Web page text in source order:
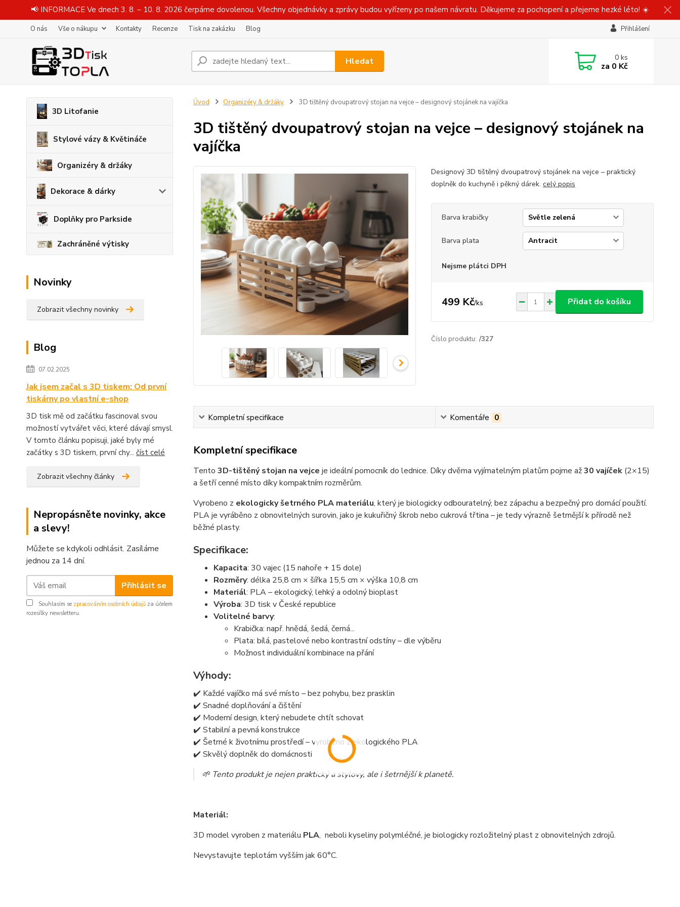
📢 INFORMACE Ve dnech 3. 8. – 10. 8. 2026 čerpáme dovolenou. Všechny objednávky a zprávy budou vyřízeny po našem návratu. Děkujeme za pochopení a přejeme hezké léto! ☀️
O nás Vše o nákupu Kontakty Recenze Tisk na zakázku Blog Přihlášení
Hledat 0ks
za 0 Kč
3D Litofanie
Stylové vázy & Květináče
Organizéry & držáky
Dekorace & dárky
Doplňky pro Parkside
Zachráněné výtisky
Novinky
Zobrazit všechny novinky
Blog
07.02.2025
Jak jsem začal s 3D tiskem: Od první
tiskárny po vlastní e-shop
3D tisk mě od začátku fascinoval svou
možností vytvářet věci, které dávají smysl.
V tomto článku popisuji, jaké byly mé
začátky s 3D tiskem, první chy... číst celé
Zobrazit všechny články
Nepropásněte novinky, akce
a slevy!
Můžete se kdykoli odhlásit. Zasíláme
jednou za 14 dní.
Přihlásit se
Souhlasím se zpracováním osobních údajů za účelem
rozesílky newsletteru.
Úvod Organizéry & držáky 3D tištěný dvoupatrový stojan na vejce – designový stojánek na vajíčka
3D tištěný dvoupatrový stojan na vejce – designový stojánek na
vajíčka
Designový 3D tištěný dvoupatrový stojánek na vejce – praktický
doplněk do kuchyně i pěkný dárek. celý popis
Barva krabičky
Barva plata
Nejsme plátci DPH
499 Kč/ks Přidat do košíku
Číslo produktu: /327
Kompletní specifikace Komentáře 0
Kompletní specifikace
Tento 3D-tištěný stojan na vejce je ideální pomocník do lednice. Díky dvěma vyjímatelným platům pojme až30 vajíček(2×15)
a šetří cenné místo díky kompaktním rozměrům.
Vyrobeno z ekologicky šetrného PLA materiálu, který je biologicky odbouratelný, bez zápachu a bezpečný pro domácí použití.
PLA je vyráběno z obnovitelných surovin, jako je kukuřičný škrob nebo cukrová třtina – je tedy výrazně šetrnější k přírodě než
běžné plasty.
Specifikace:
Kapacita: 30 vajec (15 nahoře + 15 dole)
Rozměry: délka 25,8 cm × šířka 15,5 cm × výška 10,8 cm
Materiál: PLA – ekologický, lehký a odolný bioplast
Výroba: 3D tisk v České republice
Volitelné barvy:
Krabička: např. hnědá, šedá, černá...
Plata: bílá, pastelové nebo kontrastní odstíny – dle výběru
Možnost individuální kombinace na přání
Výhody:
✔️ Každé vajíčko má své místo – bez pohybu, bez prasklin
✔️ Snadné doplňování a čištění
✔️ Moderní design, který nebudete chtít schovat
✔️ Stabilní a pevná konstrukce
✔️ Šetrné k životnímu prostředí – vyrobeno z ekologického PLA
✔️ Skvělý doplněk do domácnosti
🌱 Tento produkt je nejen praktický a stylový, ale i šetrnější k planetě.
Materiál:
3D model vyroben z materiálu PLA, neboli kyseliny polymléčné, je biologicky rozložitelný plast z obnovitelných zdrojů.
Nevystavujte teplotám vyšším jak 60°C.